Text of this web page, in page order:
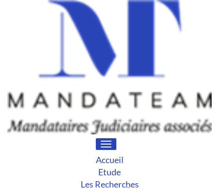
Toggle
navigation
Accueil
Etude
Les Recherches